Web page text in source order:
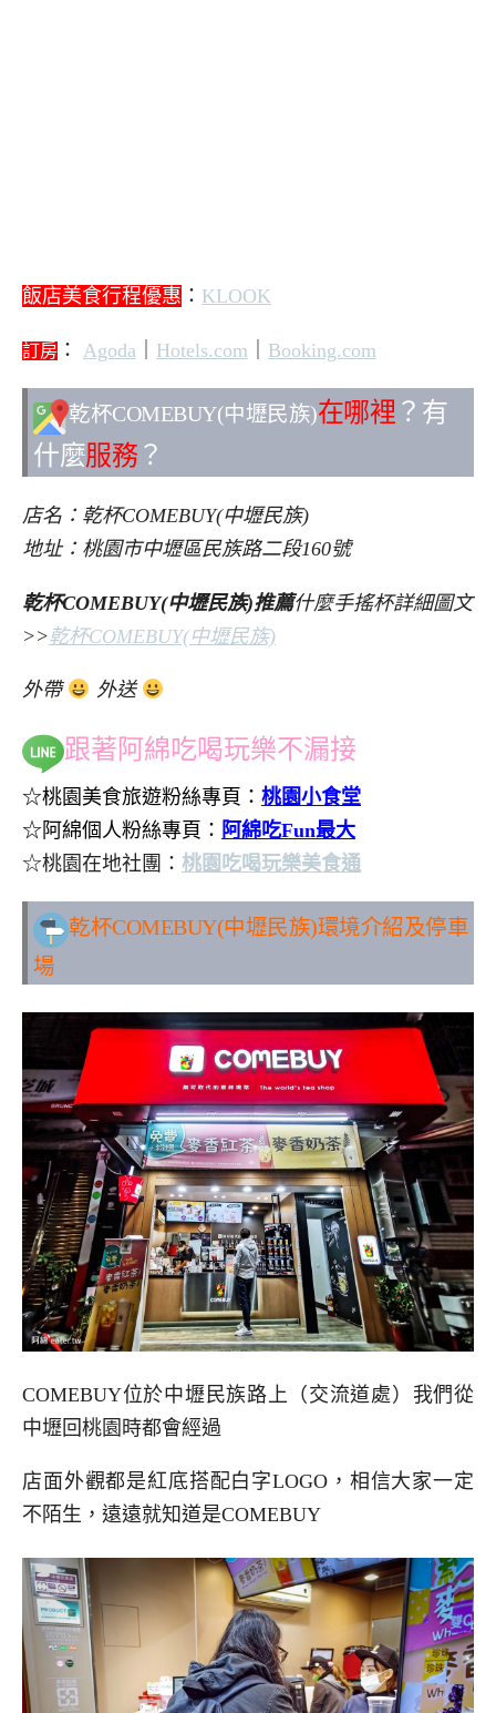
飯店美食行程優惠 ： KLOOK
訂房 ： Agoda Hotels.com Booking.com
乾杯COMEBUY(中壢民族)在哪裡 ？有
什麼服務 ？
店名：乾杯COMEBUY(中壢民族)
地址：桃園市中壢區民族路二段160號
乾杯COMEBUY(中壢民族)推薦什麼手搖杯詳細圖文
>>乾杯COMEBUY(中壢民族)
外帶 外送
跟著阿綿吃喝玩樂不漏接
☆桃園美食旅遊粉絲專頁： 桃園小食堂
☆阿綿個人粉絲專頁： 阿綿吃Fun最大
☆桃園在地社團： 桃園吃喝玩樂美食通
乾杯COMEBUY(中壢民族)環境介紹及停車
場
COMEBUY位於中壢民族路上（交流道處）我們從
中壢回桃園時都會經過
店面外觀都是紅底搭配白字LOGO，相信大家一定
不陌生，遠遠就知道是COMEBUY